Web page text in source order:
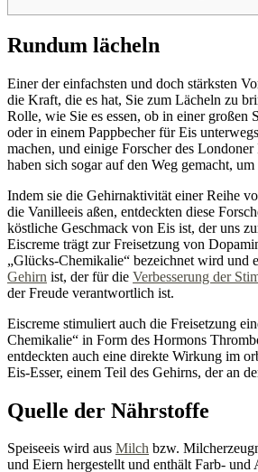
Rundum lächeln
Einer der einfachsten und doch stärksten
die Kraft, die es hat, Sie zum Lächeln zu
Rolle, wie Sie es essen, ob in einer großen
oder in einem Pappbecher für Eis
machen, und einige Forscher des
haben sich sogar auf den Weg gemacht,
Indem sie die Gehirnaktivität einer Reihe
die Vanilleeis aßen, entdeckten diese
köstliche Geschmack von Eis ist, der uns
Eiscreme trägt zur Freisetzung von
„Glücks-Chemikalie“ bezeichnet wird und
Gehirn ist, der für die Verbesserung der
der Freude verantwortlich ist.
Eiscreme stimuliert auch die Freisetzung
Chemikalie“ in Form des Hormons
entdeckten auch eine direkte Wirkung im
Eis-Esser, einem Teil des Gehirns, der an
Quelle der Nährstoffe
Speiseeis wird aus Milch bzw.
und Eiern hergestellt und enthält Farb- und